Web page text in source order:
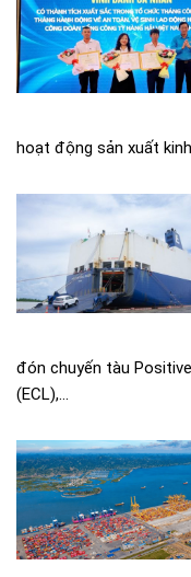
hoạt động sản xuất
đón chuyến tàu
(ECL),...